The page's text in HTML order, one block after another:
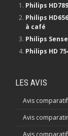
Philips
Philips
à café
Philips
Philips HD
LES AVIS
Avis
Avis
Avis